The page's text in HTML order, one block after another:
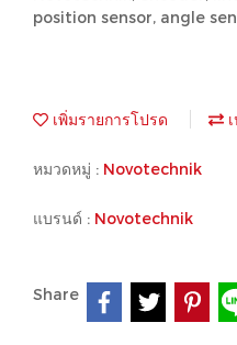
position sensor, angle
เพิ่มรายการโปรด
หมวดหมู่ : Novotechnik
แบรนด์ : Novotechnik
Share